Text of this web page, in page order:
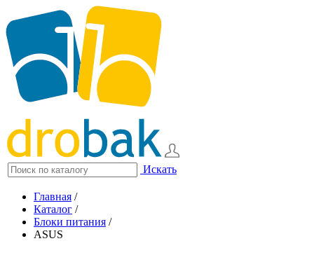
Искать
Главная /
Каталог /
Блоки питания /
ASUS